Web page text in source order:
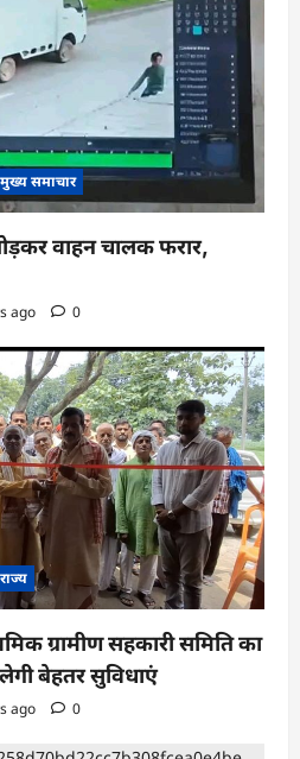
मुख्य समाचार
वाहन चालक फरार,
ago 0
राज्य
ग्रामीण सहकारी समिति का
बेहतर सुविधाएं
ago
0